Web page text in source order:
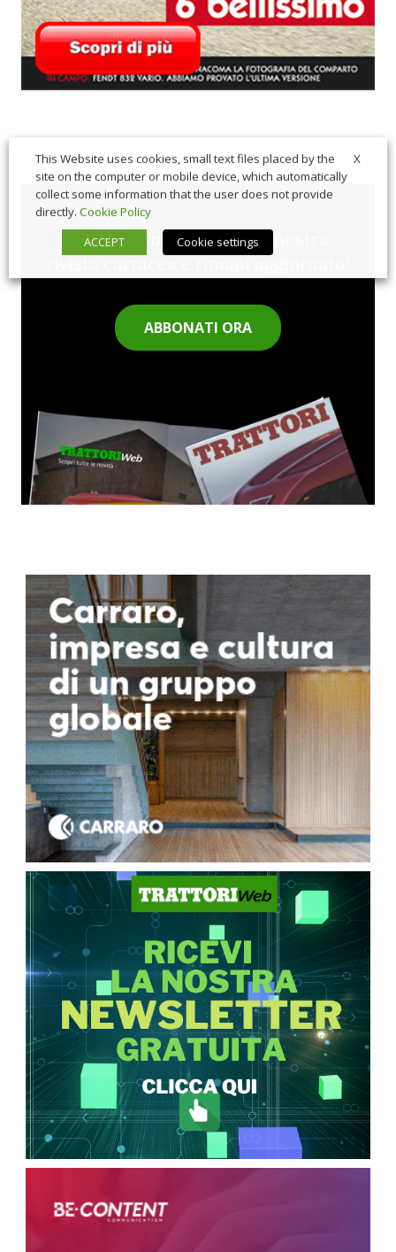
Sfoglia comodamente la nostra
rivista cartacea e rimani aggiornato!
ABBONATI ORA
X
This Website uses cookies, small text files placed by the
site on the computer or mobile device, which automatically
collect some information that the user does not provide
directly. Cookie Policy
ACCEPT
Cookie settings